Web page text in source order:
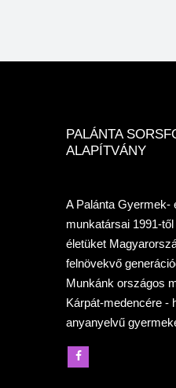
PALÁNTA
ALAPÍTVÁNY
A Palánta Gyermek-
munkatársai 1991-
életüket
felnövekvő
Munkánk országos
Kárpát-medencére -
anyanyelvű